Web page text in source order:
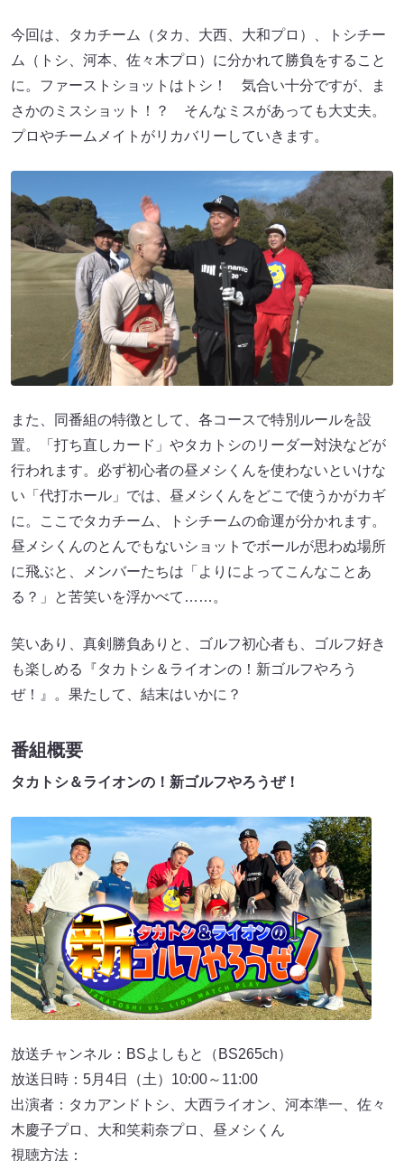
今回は、タカチーム（タカ、大西、大和プロ）、トシチー
ム（トシ、河本、佐々木プロ）に分かれて勝負をすること
に。ファーストショットはトシ！ 気合い十分ですが、ま
さかのミスショット！？ そんなミスがあっても大丈夫。
プロやチームメイトがリカバリーしていきます。
また、同番組の特徴として、各コースで特別ルールを設
置。「打ち直しカード」やタカトシのリーダー対決などが
行われます。必ず初心者の昼メシくんを使わないといけな
い「代打ホール」では、昼メシくんをどこで使うかがカギ
に。ここでタカチーム、トシチームの命運が分かれます。
昼メシくんのとんでもないショットでボールが思わぬ場所
に飛ぶと、メンバーたちは「よりによってこんなことあ
る？」と苦笑いを浮かべて……。
笑いあり、真剣勝負ありと、ゴルフ初心者も、ゴルフ好き
も楽しめる『タカトシ＆ライオンの！新ゴルフやろう
ぜ！』。果たして、結末はいかに？
番組概要
タカトシ＆ライオンの！新ゴルフやろうぜ！
放送チャンネル：BSよしもと（BS265ch）
放送日時：5月4日（土）10:00～11:00
出演者：タカアンドトシ、大西ライオン、河本準一、佐々
木慶子プロ、大和笑莉奈プロ、昼メシくん
視聴方法：